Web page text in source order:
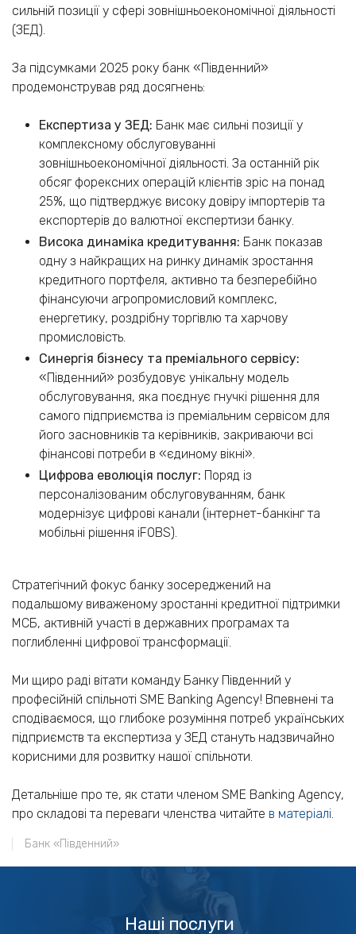
сильній позиції у сфері зовнішньоекономічної діяльності
(ЗЕД).
За підсумками 2025 року банк «Південний»
продемонстрував ряд досягнень:
Експертиза у ЗЕД: Банк має сильні позиції у
комплексному обслуговуванні
зовнішньоекономічної діяльності. За останній рік
обсяг форексних операцій клієнтів зріс на понад
25%, що підтверджує високу довіру імпортерів та
експортерів до валютної експертизи банку.
Висока динаміка кредитування: Банк показав
одну з найкращих на ринку динамік зростання
кредитного портфеля, активно та безперебійно
фінансуючи агропромисловий комплекс,
енергетику, роздрібну торгівлю та харчову
промисловість.
Синергія бізнесу та преміального сервісу:
«Південний» розбудовує унікальну модель
обслуговування, яка поєднує гнучкі рішення для
самого підприємства із преміальним сервісом для
його засновників та керівників, закриваючи всі
фінансові потреби в «єдиному вікні».
Цифрова еволюція послуг: Поряд із
персоналізованим обслуговуванням, банк
модернізує цифрові канали (інтернет-банкінг та
мобільні рішення iFOBS).
Стратегічний фокус банку зосереджений на
подальшому виваженому зростанні кредитної підтримки
МСБ, активній участі в державних програмах та
поглибленні цифрової трансформації.
Ми щиро раді вітати команду Банку Південний у
професійній спільноті SME Banking Agency! Впевнені та
сподіваємося, що глибоке розуміння потреб українських
підприємств та експертиза у ЗЕД стануть надзвичайно
корисними для розвитку нашої спільноти.
Детальніше про те, як стати членом SME Banking Agency,
про складові та переваги членства читайте в матеріалі.
Банк «Південний»
Наші
послуги
Наші послуги